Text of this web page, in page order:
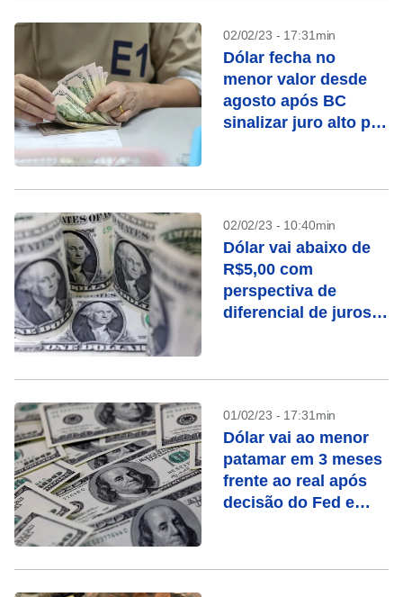
02/02/23 - 17:31min
Dólar fecha no
menor valor desde
agosto após BC
sinalizar juro alto por
02/02/23 - 10:40min
Dólar vai abaixo de
R$5,00 com
perspectiva de
diferencial de juros
01/02/23 - 17:31min
Dólar vai ao menor
patamar em 3 meses
frente ao real após
decisão do Fed e